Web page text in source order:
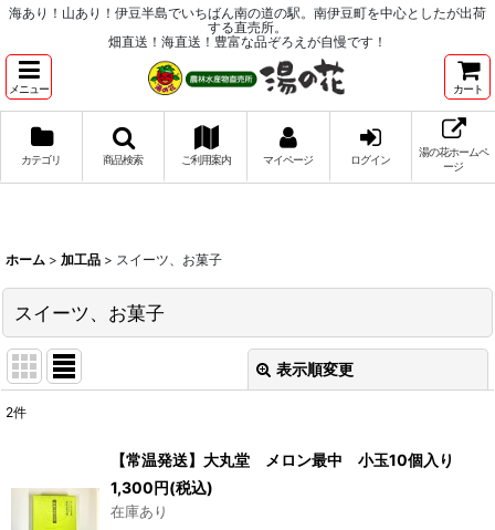
海あり！山あり！伊豆半島でいちばん南の道の駅。南伊豆町を中心としたが出荷
する直売所。
畑直送！海直送！豊富な品ぞろえが自慢です！
メニュー カート
カテゴリ 商品検索 ご利用案内 マイページ ログイン
湯の花ホームペ
ージ
ホーム > 加工品 > スイーツ、お菓子
スイーツ、お菓子
表示順変更
並び順:
2件
【常温発送】大丸堂 メロン最中 小玉10個入り
1,300円(税込)
在庫あり